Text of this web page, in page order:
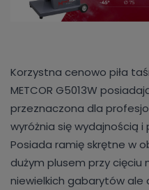
Korzystna cenowo piła
METCOR G5013W
przeznaczona dla
wyróżnia się wydajnością
Posiada ramię skrętne w
dużym plusem przy cięciu
niewielkich gabarytów ale